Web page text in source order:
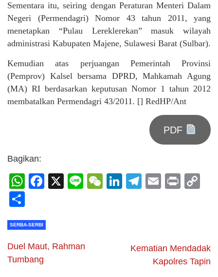
Sementara itu, seiring dengan Peraturan Menteri Dalam
Negeri (Permendagri) Nomor 43 tahun 2011, yang
menetapkan “Pulau Lereklerekan” masuk wilayah
administrasi Kabupaten Majene, Sulawesi Barat (Sulbar).
Kemudian atas perjuangan Pemerintah Provinsi
(Pemprov) Kalsel bersama DPRD, Mahkamah Agung
(MA) RI berdasarkan keputusan Nomor 1 tahun 2012
membatalkan Permendagri 43/2011. [] RedHP/Ant
PDF
Bagikan:
WhatsApp
Facebook
X LineWeChat
LinkedIn
Telegram
Email
Print
SERBA-SERBI
Duel Maut, Rahman
Tumbang
Kematian Mendadak
Kapolres Tapin